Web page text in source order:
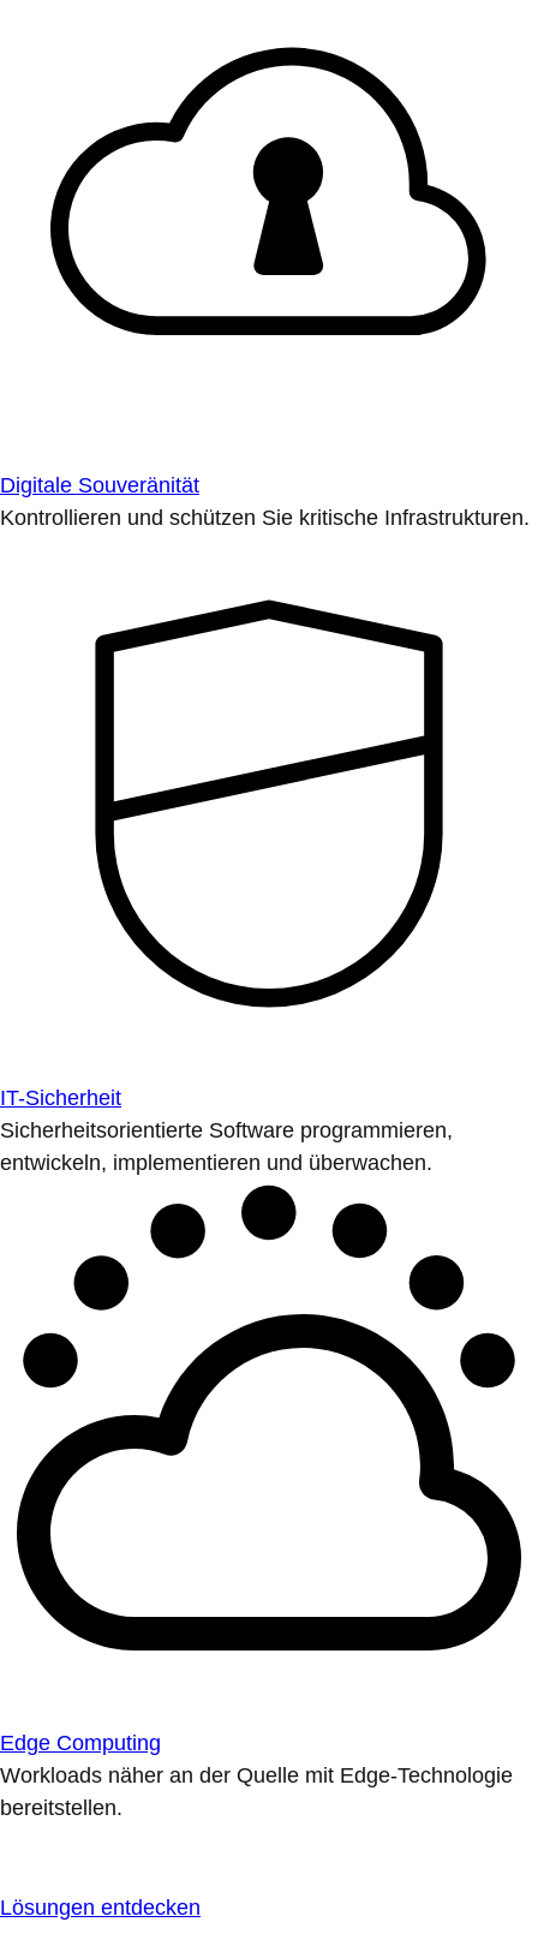
Digitale Souveränität
Kontrollieren und schützen Sie kritische Infrastrukturen.
IT-Sicherheit
Sicherheitsorientierte Software programmieren,
entwickeln, implementieren und überwachen.
Edge Computing
Workloads näher an der Quelle mit Edge-Technologie
bereitstellen.
Lösungen entdecken